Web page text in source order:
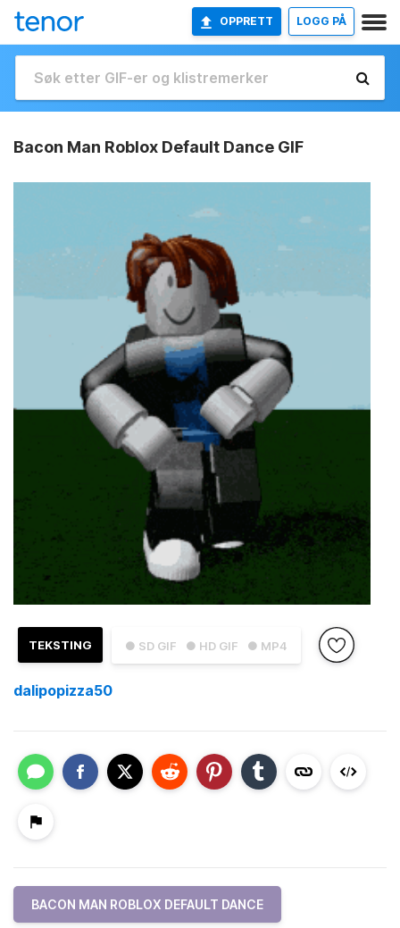
OPPRETT LOGG PÅ
Bacon Man Roblox Default Dance GIF
● SD GIF ● HD GIF ● MP4
TEKSTING
dalipopizza50
BACON MAN ROBLOX DEFAULT DANCE